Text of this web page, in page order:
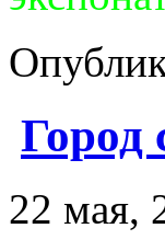
Город
22 мая,